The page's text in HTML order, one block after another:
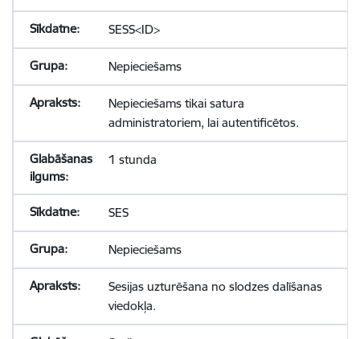
SESS<ID>
Nepieciešams
Nepieciešams tikai satura
administratoriem, lai autentificētos.
1 stunda
SES
Nepieciešams
Sesijas uzturēšana no slodzes dalīšanas
viedokļa.